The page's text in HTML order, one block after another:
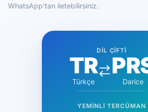
WhatsApp'tan iletebilirsiniz.
DIL ÇIFTI
TR
Türkçe Darice
YEMINLI TERCÜMAN